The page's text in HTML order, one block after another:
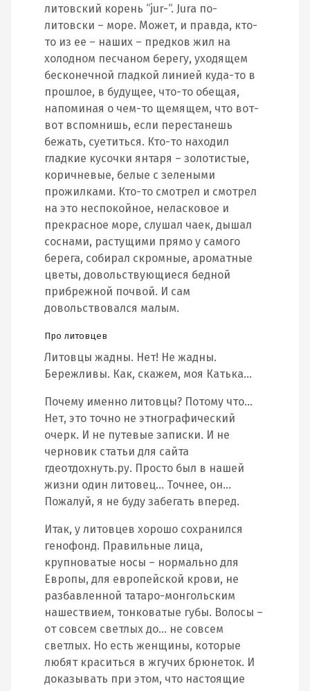
литовский корень “jur-“. Jura по-
литовски – море. Может, и правда, кто-
то из ее – наших – предков жил на
холодном песчаном берегу, уходящем
бесконечной гладкой линией куда-то в
прошлое, в будущее, что-то обещая,
напоминая о чем-то щемящем, что вот-
вот вспомнишь, если перестанешь
бежать, суетиться. Кто-то находил
гладкие кусочки янтаря – золотистые,
коричневые, белые с зелеными
прожилками. Кто-то смотрел и смотрел
на это неспокойное, неласковое и
прекрасное море, слушал чаек, дышал
соснами, растущими прямо у самого
берега, собирал скромные, ароматные
цветы, довольствующиеся бедной
прибрежной почвой. И сам
довольствовался малым.
Про литовцев
Литовцы жадны. Нет! Не жадны.
Бережливы. Как, скажем, моя Катька…
Почему именно литовцы? Потому что…
Нет, это точно не этнографический
очерк. И не путевые записки. И не
черновик статьи для сайта
гдеотдохнуть.ру. Просто был в нашей
жизни один литовец… Точнее, он…
Пожалуй, я не буду забегать вперед.
Итак, у литовцев хорошо сохранился
генофонд. Правильные лица,
крупноватые носы – нормально для
Европы, для европейской крови, не
разбавленной татаро-монгольским
нашествием, тонковатые губы. Волосы –
от совсем светлых до… не совсем
светлых. Но есть женщины, которые
любят краситься в жгучих брюнеток. И
доказывать при этом, что настоящие